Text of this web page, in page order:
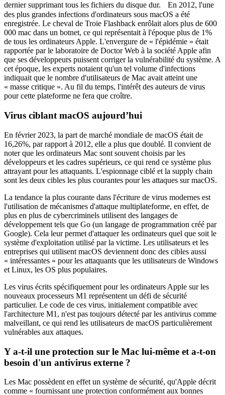
dernier supprimant tous les fichiers du disque dur. En 2012, l'une
des plus grandes infections d'ordinateurs sous macOS a été
enregistrée. Le cheval de Troie Flashback enrôlait alors plus de 600
000 mac dans un botnet, ce qui représentait à l'époque plus de 1%
de tous les ordinateurs Apple. L'envergure de « l'épidémie » était
rapportée par le laboratoire de Doctor Web à la société Apple afin
que ses développeurs puissent corriger la vulnérabilité du système. A
cet époque, les experts notaient qu'un tel volume d'infections
indiquait que le nombre d'utilisateurs de Mac avait atteint une
« masse critique ». Au fil du temps, l'intérêt des auteurs de virus
pour cette plateforme ne fera que croître.
Virus ciblant macOS aujourd’hui
En février 2023, la part de marché mondiale de macOS était de
16,26%, par rapport à 2012, elle a plus que doublé. Il convient de
noter que les ordinateurs Mac sont souvent choisis par les
développeurs et les cadres supérieurs, ce qui rend ce système plus
attrayant pour les attaquants. L'espionnage ciblé et la supply chain
sont les deux cibles les plus courantes pour les attaques sur macOS.
La tendance la plus courante dans l'écriture de virus modernes est
l'utilisation de mécanismes d'attaque multiplateforme, en effet, de
plus en plus de cybercriminels utilisent des langages de
développement tels que Go (un langage de programmation créé par
Google). Cela leur permet d'attaquer les ordinateurs quel que soit le
système d'exploitation utilisé par la victime. Les utilisateurs et les
entreprises qui utilisent macOS deviennent donc des cibles aussi
« intéressantes » pour les attaquants que les utilisateurs de Windows
et Linux, les OS plus populaires.
Les virus écrits spécifiquement pour les ordinateurs Apple sur les
nouveaux processeurs M1 représentent un défi de sécurité
particulier. Le code de ces virus, initialement compatible avec
l'architecture M1, n'est pas toujours détecté par les antivirus comme
malveillant, ce qui rend les utilisateurs de macOS particulièrement
vulnérables aux attaques.
Y a-t-il une protection sur le Mac lui-même et a-t-on
besoin d'un antivirus externe ?
Les Mac possèdent en effet un système de sécurité, qu'Apple décrit
comme « fournissant une protection conformément aux bonnes